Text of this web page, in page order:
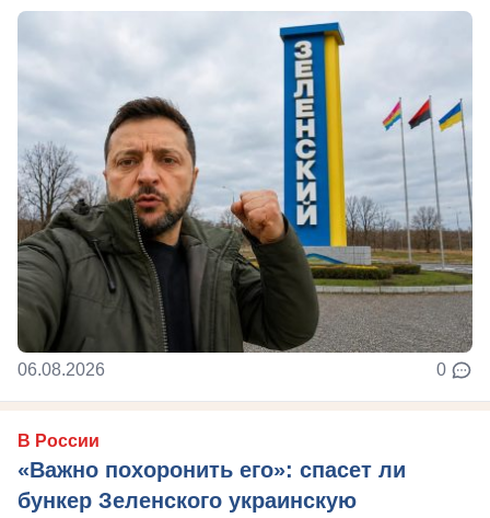
06.08.2026 0
В России
«Важно похоронить его»: спасет ли
бункер Зеленского украинскую